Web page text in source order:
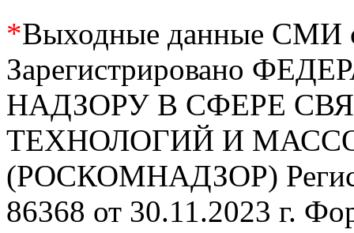
*Выходные данные СМИ
Зарегистрировано
НАДЗОРУ В СФЕРЕ
ТЕХНОЛОГИЙ И
(РОСКОМНАДЗОР)
86368 от 30.11.2023 г.